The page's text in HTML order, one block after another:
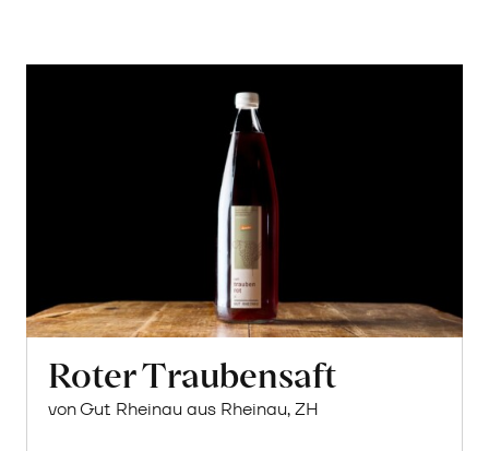
Roter Traubensaft
von Gut Rheinau aus Rheinau, ZH